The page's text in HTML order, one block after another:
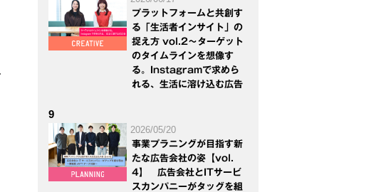
プラットフォームと共創す
る「生活者インサイト」の
捉え方 vol.2～ターゲット
のタイムラインを想像す
る。Instagramで求めら
れる、生活に溶け込む広告
9
2026/05/20
事業プラニングが目指す新
たな広告会社の姿【vol.
4】 広告会社とITサービ
スカンパニーがタッグを組